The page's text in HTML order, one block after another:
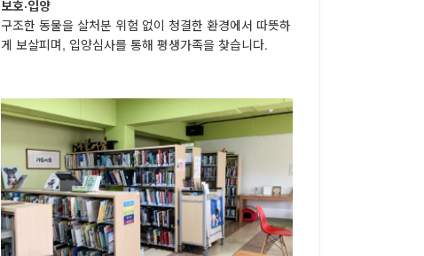
보호·입양
구조한 동물을 살처분 위험 없이 청결한 환경에서 따뜻하
게 보살피며, 입양심사를 통해 평생가족을 찾습니다.